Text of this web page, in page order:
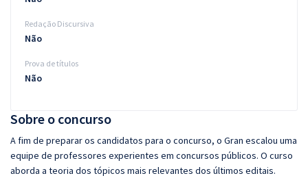
Sobre o concurso
A fim de preparar os candidatos para o concurso, o Gran escalou uma
equipe de professores experientes em concursos públicos. O curso
aborda a teoria dos tópicos mais relevantes dos últimos editais.
Redação Discursiva
Não
Prova de títulos
Não